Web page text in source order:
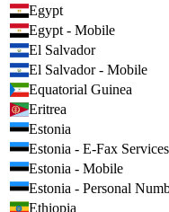
Egypt
Egypt - Mobile
El Salvador
El Salvador - Mobile
Equatorial Guinea
Eritrea
Estonia
Estonia - E-Fax Services
Estonia - Mobile
Estonia - Personal
Ethiopia